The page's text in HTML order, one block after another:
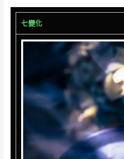
七變化